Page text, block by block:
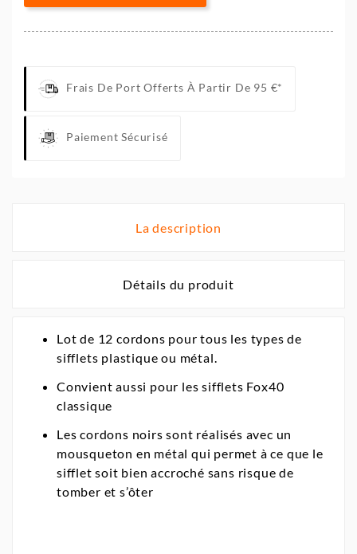
Frais De Port Offerts À Partir De 95 €*
Paiement Sécurisé
La description
Détails du produit
Lot de 12 cordons pour tous les types de
sifflets plastique ou métal.
Convient aussi pour les sifflets Fox40
classique
Les cordons noirs sont réalisés avec un
mousqueton en métal qui permet à ce que le
sifflet soit bien accroché sans risque de
tomber et s’ôter